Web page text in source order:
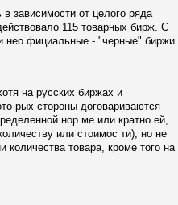
зависимости от целого ряда
115 товарных бирж. С
нео фициальные - "черные" биржи.
на русских биржах и
рых стороны договариваются
нор ме или кратно ей,
или стоимос ти), но не
количества товара, кроме того на